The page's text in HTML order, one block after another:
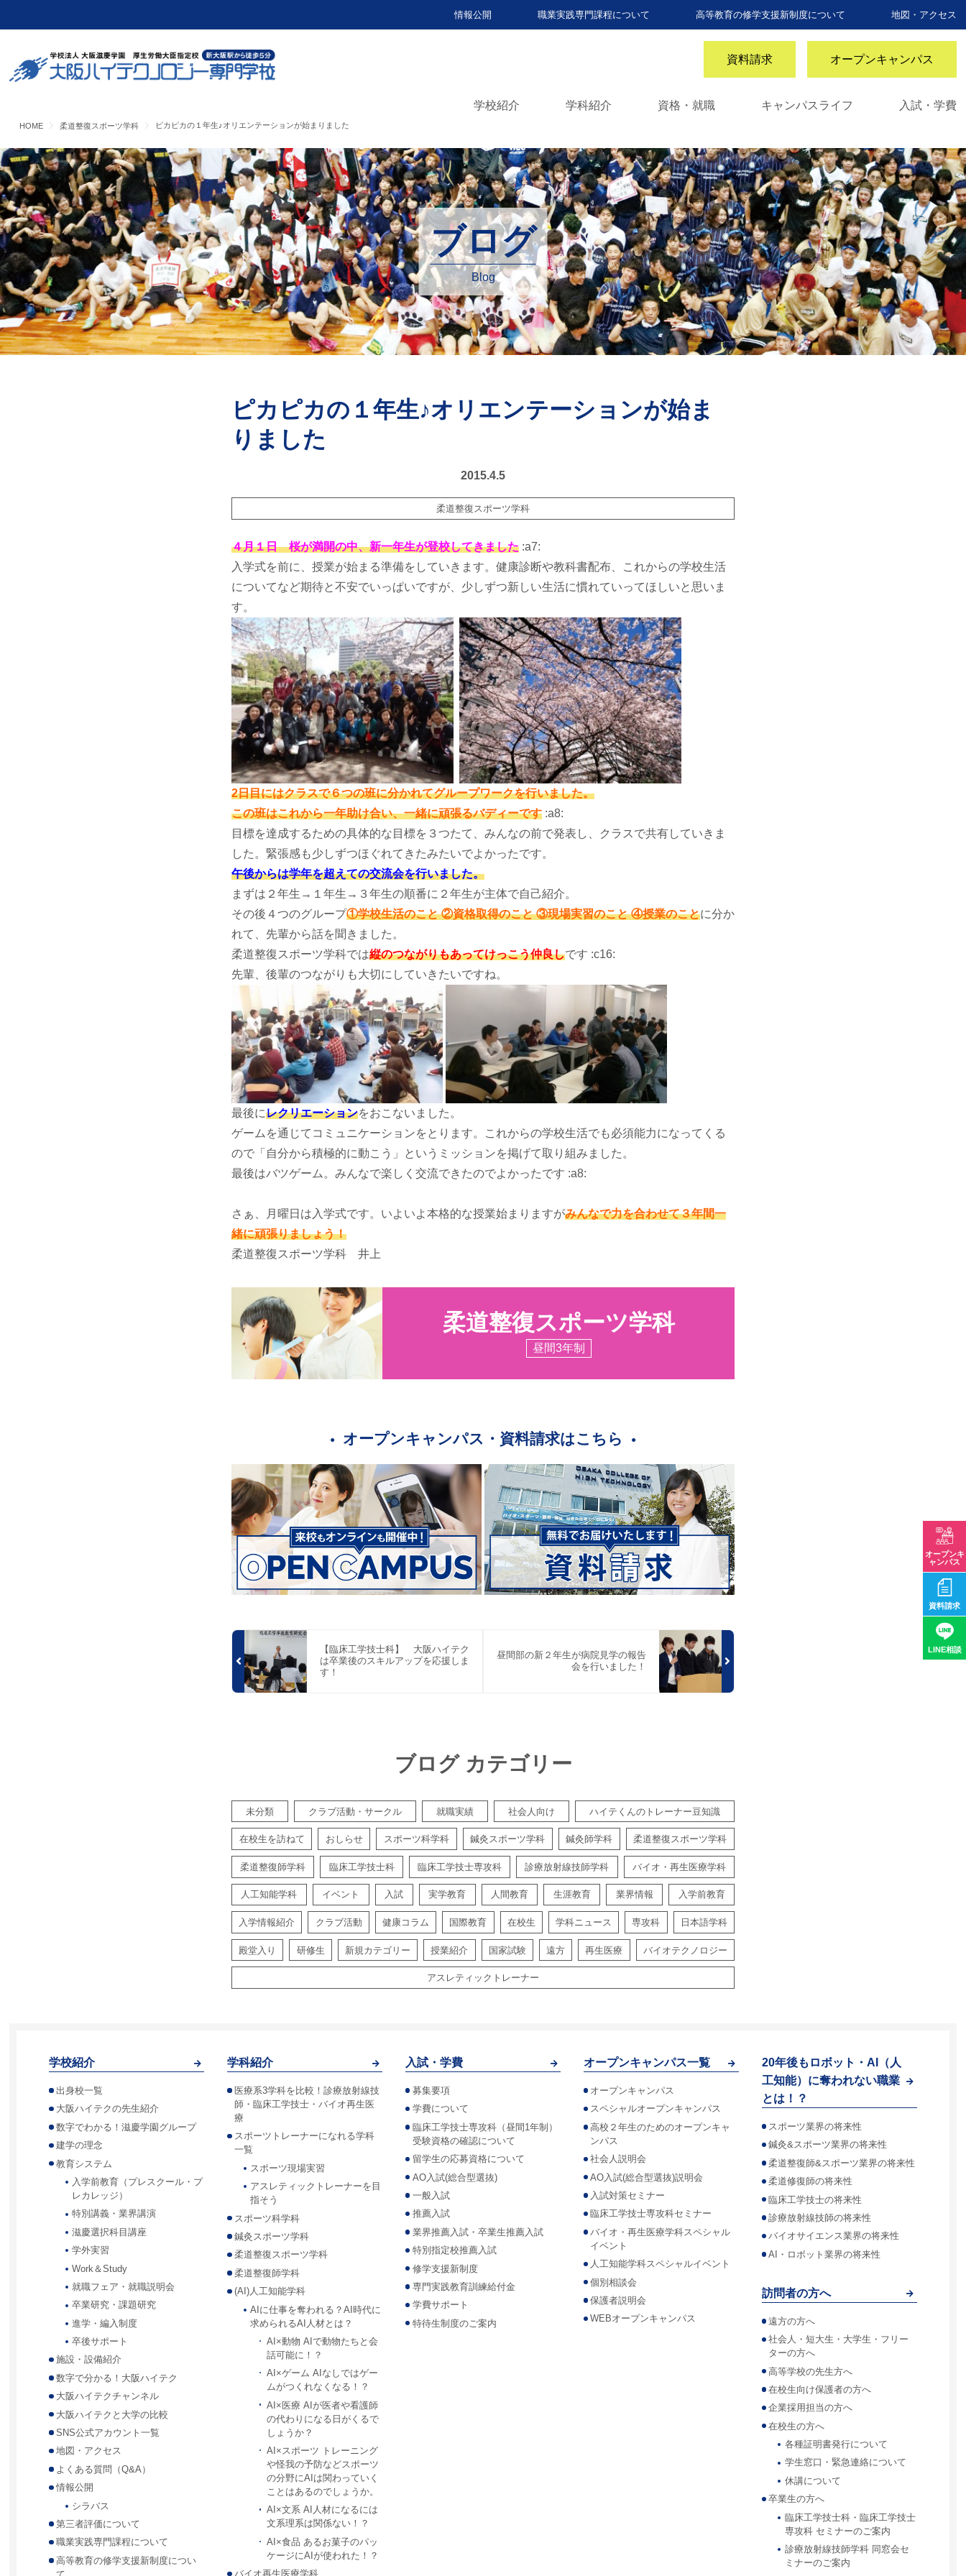
情報公開 職業実践専門課程について 高等教育の修学支援新制度について 地図・アクセス
資料請求 オープンキャンパス
学校紹介 学科紹介 資格・就職 キャンパスライフ 入試・学費
HOME 柔道整復スポーツ学科 ピカピカの１年生♪オリエンテーションが始まりました
ブログ
Blog
ピカピカの１年生♪オリエンテーションが始ま
りました
2015.4.5
柔道整復スポーツ学科
４月１日 桜が満開の中、新一年生が登校してきました :a7:
入学式を前に、授業が始まる準備をしていきます。健康診断や教科書配布、これからの学校生活
についてなど期待と不安でいっぱいですが、少しずつ新しい生活に慣れていってほしいと思いま
す。
2日目にはクラスで６つの班に分かれてグループワークを行いました。
この班はこれから一年助け合い、一緒に頑張るバディーです :a8:
目標を達成するための具体的な目標を３つたて、みんなの前で発表し、クラスで共有していきま
した。緊張感も少しずつほぐれてきたみたいでよかったです。
午後からは学年を超えての交流会を行いました。
まずは２年生→１年生→３年生の順番に２年生が主体で自己紹介。
その後４つのグループ①学校生活のこと ②資格取得のこと ③現場実習のこと ④授業のことに分か
れて、先輩から話を聞きました。
柔道整復スポーツ学科では縦のつながりもあってけっこう仲良しです :c16:
先輩、後輩のつながりも大切にしていきたいですね。
最後にレクリエーションをおこないました。
ゲームを通じてコミュニケーションをとります。これからの学校生活でも必須能力になってくる
ので「自分から積極的に動こう」というミッションを掲げて取り組みました。
最後はバツゲーム。みんなで楽しく交流できたのでよかったです :a8:
さぁ、月曜日は入学式です。いよいよ本格的な授業始まりますがみんなで力を合わせて３年間一
緒に頑張りましょう！
柔道整復スポーツ学科 井上
柔道整復スポーツ学科
昼間3年制
オープンキャンパス・資料請求はこちら
【臨床工学技士科】 大阪ハイテク
は卒業後のスキルアップを応援しま
す！
昼間部の新２年生が病院見学の報告
会を行いました！
ブログ カテゴリー
未分類 クラブ活動・サークル 就職実績 社会人向け ハイテくんのトレーナー豆知識
在校生を訪ねて おしらせ スポーツ科学科 鍼灸スポーツ学科 鍼灸師学科 柔道整復スポーツ学科
柔道整復師学科 臨床工学技士科 臨床工学技士専攻科 診療放射線技師学科 バイオ・再生医療学科
人工知能学科 イベント 入試 実学教育 人間教育 生涯教育 業界情報 入学前教育
入学情報紹介 クラブ活動 健康コラム 国際教育 在校生 学科ニュース 専攻科 日本語学科
殿堂入り 研修生 新規カテゴリー 授業紹介 国家試験 遠方 再生医療 バイオテクノロジー
アスレティックトレーナー
学校紹介
出身校一覧
大阪ハイテクの先生紹介
数字でわかる！滋慶学園グループ
建学の理念
教育システム
入学前教育（プレスクール・プ
レカレッジ）
特別講義・業界講演
滋慶選択科目講座
学外実習
Work＆Study
就職フェア・就職説明会
卒業研究・課題研究
進学・編入制度
卒後サポート
施設・設備紹介
数字で分かる！大阪ハイテク
大阪ハイテクチャンネル
大阪ハイテクと大学の比較
SNS公式アカウント一覧
地図・アクセス
よくある質問（Q&A）
情報公開
シラバス
第三者評価について
職業実践専門課程について
高等教育の修学支援新制度につい
学科紹介
医療系3学科を比較！診療放射線技
師・臨床工学技士・バイオ再生医
療
スポーツトレーナーになれる学科
一覧
スポーツ現場実習
アスレティックトレーナーを目
指そう
スポーツ科学科
鍼灸スポーツ学科
柔道整復スポーツ学科
柔道整復師学科
(AI)人工知能学科
AIに仕事を奪われる？AI時代に
求められるAI人材とは？
AI×動物 AIで動物たちと会
話可能に！？
AI×ゲーム AIなしではゲー
ムがつくれなくなる！？
AI×医療 AIが医者や看護師
の代わりになる日がくるで
しょうか？
AI×スポーツ トレーニング
や怪我の予防などスポーツ
の分野にAIは関わっていく
ことはあるのでしょうか。
AI×文系 AI人材になるには
文系理系は関係ない！？
AI×食品 あるお菓子のパッ
ケージにAIが使われた！？
バイオ再生医療学科
入試・学費
募集要項
学費について
臨床工学技士専攻科（昼間1年制）
受験資格の確認について
留学生の応募資格について
AO入試(総合型選抜)
一般入試
推薦入試
業界推薦入試・卒業生推薦入試
特別指定校推薦入試
修学支援新制度
専門実践教育訓練給付金
学費サポート
特待生制度のご案内
オープンキャンパス一覧
オープンキャンパス
スペシャルオープンキャンパス
高校２年生のためのオープンキャ
ンパス
社会人説明会
AO入試(総合型選抜)説明会
入試対策セミナー
臨床工学技士専攻科セミナー
バイオ・再生医療学科スペシャル
イベント
人工知能学科スペシャルイベント
個別相談会
保護者説明会
WEBオープンキャンパス
20年後もロボット・AI（人
工知能）に奪われない職業
とは！？
スポーツ業界の将来性
鍼灸&スポーツ業界の将来性
柔道整復師&スポーツ業界の将来性
柔道修復師の将来性
臨床工学技士の将来性
診療放射線技師の将来性
バイオサイエンス業界の将来性
AI・ロボット業界の将来性
訪問者の方へ
遠方の方へ
社会人・短大生・大学生・フリー
ターの方へ
高等学校の先生方へ
在校生向け保護者の方へ
企業採用担当の方へ
在校生の方へ
各種証明書発行について
学生窓口・緊急連絡について
休講について
卒業生の方へ
臨床工学技士科・臨床工学技士
専攻科 セミナーのご案内
診療放射線技師学科 同窓会セ
ミナーのご案内
オープンキ
ャンパス
資料請求
LINE相談